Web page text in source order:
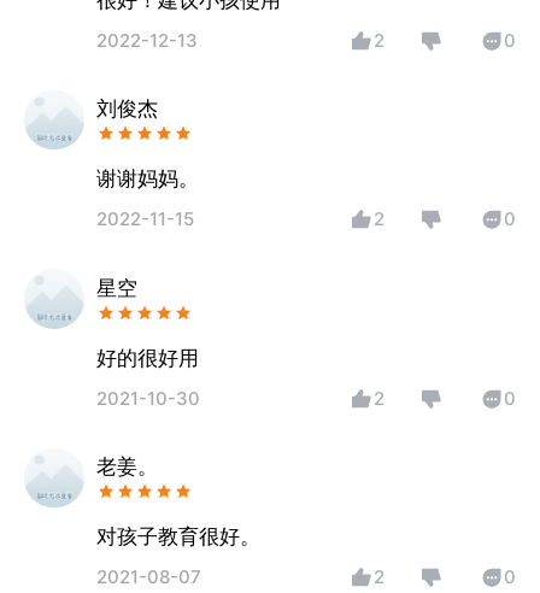
2022-12-13 2 0
刘俊杰
谢谢妈妈。
2022-11-15 2 0
星空
好的很好用
2021-10-30 2 0
老姜。
对孩子教育很好。
2021-08-07 2 0